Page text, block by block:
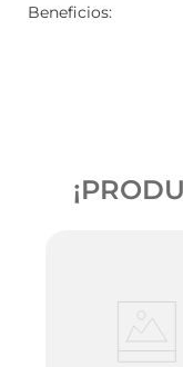
Beneficios: